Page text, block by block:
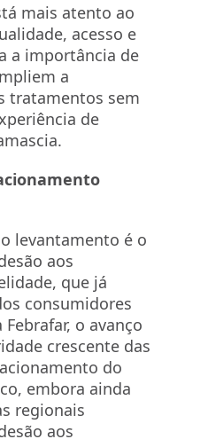
mais atento ao
acesso e
a importância de
a
tratamentos sem
de
levantamento é o
aos
que já
consumidores
o avanço
crescente das
do
embora ainda
regionais
aos